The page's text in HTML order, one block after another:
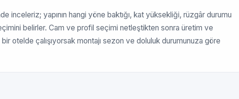
inceleriz; yapının hangi yöne baktığı, kat yüksekliği, rüzgâr durumu
belirler. Cam ve profil seçimi netleştikten sonra üretim ve
bir otelde çalışıyorsak montajı sezon ve doluluk durumunuza göre